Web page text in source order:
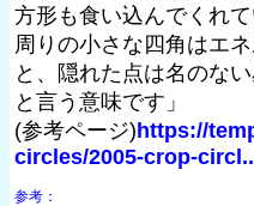
方形も食い込んでくれて
周りの小さな四角はエ
と、隠れた点は名のな
と言う意味です」
(参考ページ) https://
circles/2005-crop-
参考：